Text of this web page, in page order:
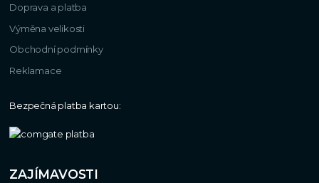
Doprava a platba
Výměna velikosti
Obchodní podmínky
Reklamace
Bezpečná platba kartou:
ZAJÍMAVOSTI